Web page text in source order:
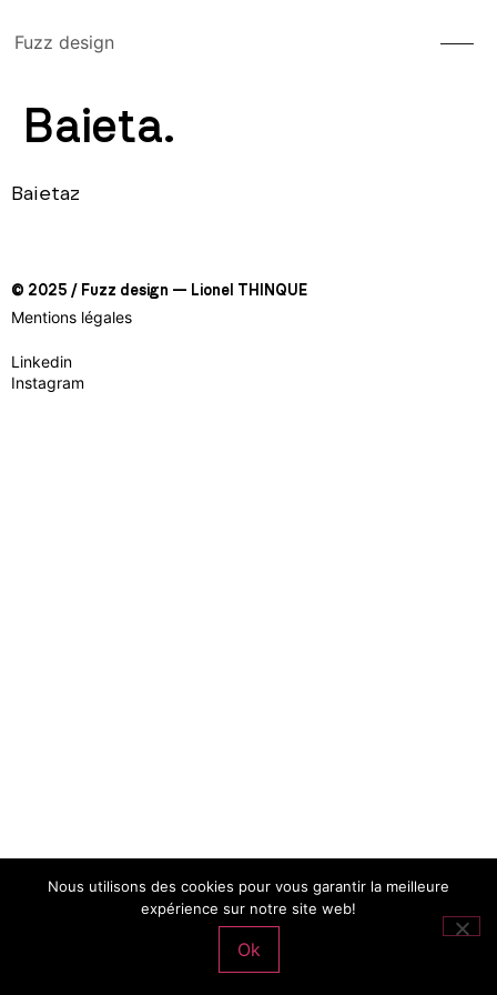
Fuzz design
Baieta.
Baietaz
© 2025 / Fuzz design — Lionel THINQUE
Mentions légales
Linkedin
Instagram
Nous utilisons des cookies pour vous garantir la meilleure
expérience sur notre site web!
Ok